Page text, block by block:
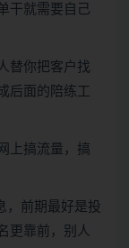
干就需要自己
替你把客户找
后面的陪练工
上搞流量，搞
，前期最好是投
更靠前，别人